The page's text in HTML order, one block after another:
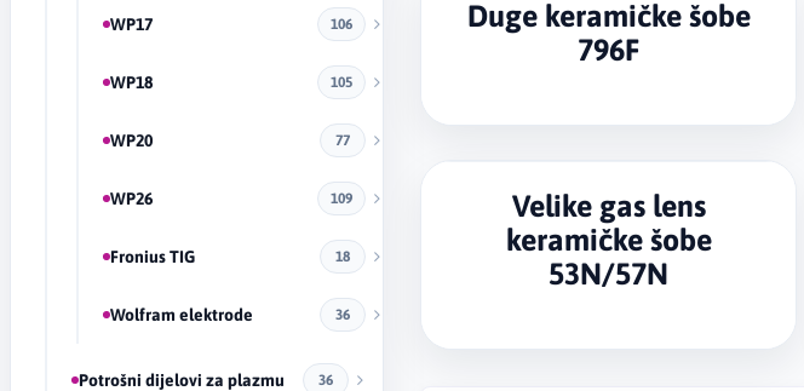
WP17 106
WP18 105
WP20 77
WP26 109
Fronius TIG 18
Wolfram elektrode 36
Potrošni dijelovi za plazmu 36
Duge keramičke šobe
796F
Velike gas lens
keramičke šobe
53N/57N